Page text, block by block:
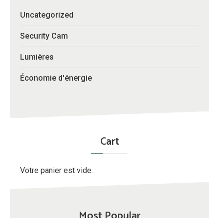
Uncategorized
Security Cam
Lumières
Économie d'énergie
Cart
Votre panier est vide.